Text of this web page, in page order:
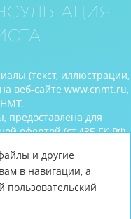
(текст, иллюстрации,
веб-сайте www.cnmt.ru,
предоставлена для
офертой (ст.435 ГК РФ,
2026
и другие
в навигации, а
пользовательский